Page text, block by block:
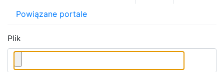
Powiązane portale
Plik